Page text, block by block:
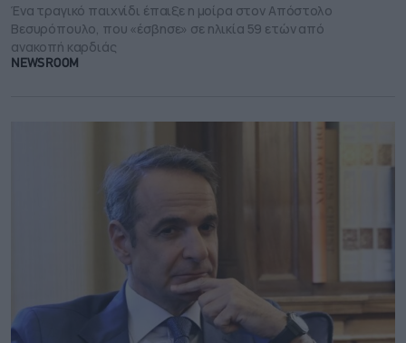
Ένα τραγικό παιχνίδι έπαιξε η μοίρα στον Απόστολο
Βεσυρόπουλο, που «έσβησε» σε ηλικία 59 ετών από
ανακοπή καρδιάς
NEWSROOM